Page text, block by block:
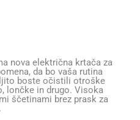
nova električna krtača za
da bo vaša rutina
boste očistili otroške
lončke in drugo. Visoka
ščetinami brez prask za